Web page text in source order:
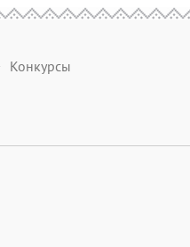
Конкурсы